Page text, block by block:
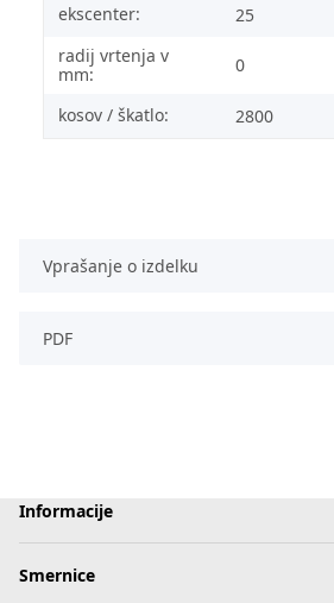
ekscenter:
25
radij vrtenja v
mm:
0
kosov / škatlo: 2800
Vprašanje o izdelku
PDF
Informacije
Smernice